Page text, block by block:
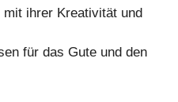
ihrer Kreativität und
für das Gute und den